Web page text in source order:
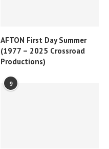
AFTON First Day Summer
(1977 – 2025 Crossroad
Productions)
9